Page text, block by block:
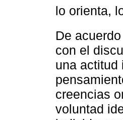
lo orienta,
De
con el
una actitud
creencias
voluntad